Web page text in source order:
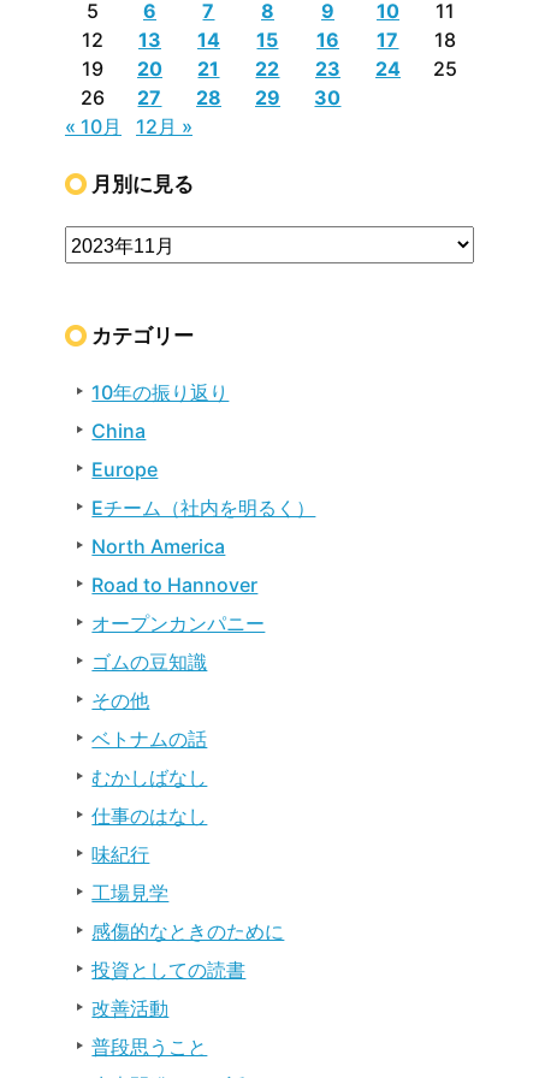
5 6 7 8 9 10
11
12
13 14 15 16 17
18
19
20 21 22 23 24
25
26
27 28 29
30
« 10月
12月 »
月別に見る
カテゴリー
10年の振り返り
China
Europe
Eチーム（社内を明るく）
North America
Road to Hannover
オープンカンパニー
ゴムの豆知識
その他
ベトナムの話
むかしばなし
仕事のはなし
味紀行
工場見学
感傷的なときのために
投資としての読書
改善活動
普段思うこと